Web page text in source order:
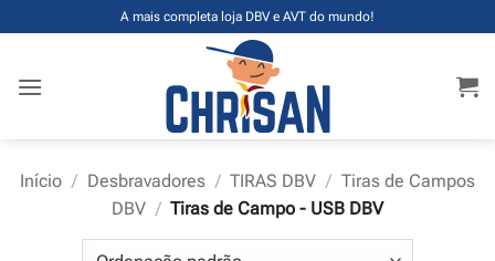
to
A mais completa loja DBV e AVT do mundo!
Início / Desbravadores / TIRAS DBV / Tiras de Campos
DBV / Tiras de Campo - USB DBV